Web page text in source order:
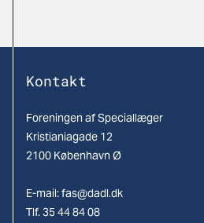
Kontakt
Foreningen af Speciallæger
Kristianiagade 12
2100 København Ø
E-mail:fas@dadl.dk
Tlf. 35 44 84 08